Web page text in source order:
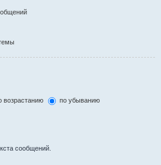
возрастанию
по убыванию
сообщений.